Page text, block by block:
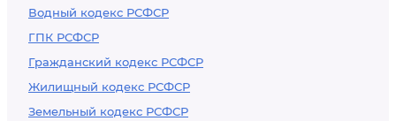
Водный кодекс РСФСР
ГПК РСФСР
Гражданский кодекс РСФСР
Жилищный кодекс РСФСР
Земельный кодекс РСФСР